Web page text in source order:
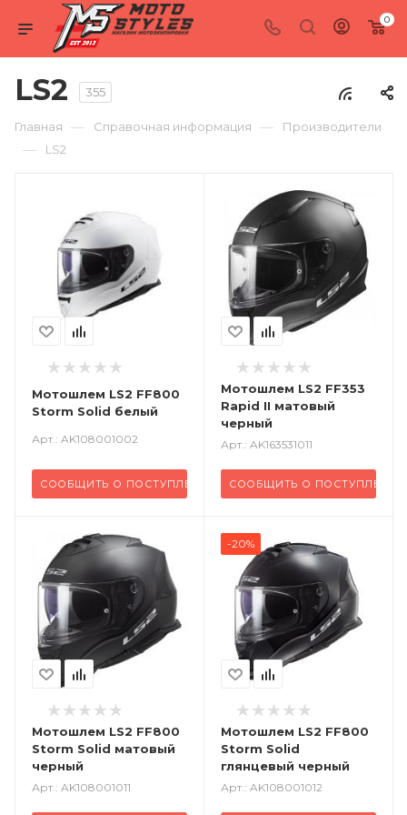
0
LS2 355
Главная — Справочная информация — Производители
— LS2
Мотошлем LS2 FF800
Storm Solid белый
Арт.: AK108001002
СООБЩИТЬ О ПОСТУПЛЕНИИ
Мотошлем LS2 FF353
Rapid II матовый
черный
Арт.: AK163531011
СООБЩИТЬ О ПОСТУПЛЕНИИ
Мотошлем LS2 FF800
Storm Solid матовый
черный
Арт.: AK108001011
-20%
Мотошлем LS2 FF800
Storm Solid
глянцевый черный
Арт.: AK108001012